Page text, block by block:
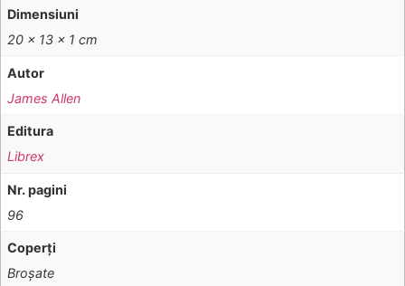
Dimensiuni
20 × 13 × 1 cm
Autor
James Allen
Editura
Librex
Nr. pagini
96
Coperţi
Broşate